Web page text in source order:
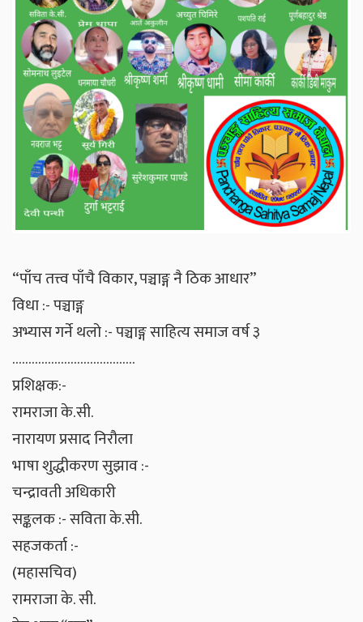
“पाँच तत्त्व पाँचै विकार, पञ्चाङ्ग नै ठिक आधार”
विधा :- पञ्चाङ्ग
अभ्यास गर्ने थलो :- पञ्चाङ्ग साहित्य समाज वर्ष ३
………………………………..
प्रशिक्षक:-
रामराजा के.सी.
नारायण प्रसाद निरौला
भाषा शुद्धीकरण सुझाव :-
चन्द्रावती अधिकारी
सङ्कलक :- सविता के.सी.
सहजकर्ता :-
(महासचिव)
रामराजा के. सी.